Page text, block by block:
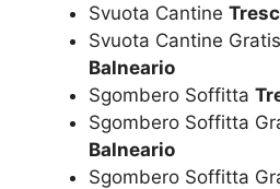
Svuota Cantine
Svuota Cantine Gratis
Balneario
Sgombero Soffitta
Sgombero Soffitta
Balneario
Sgombero Soffitta